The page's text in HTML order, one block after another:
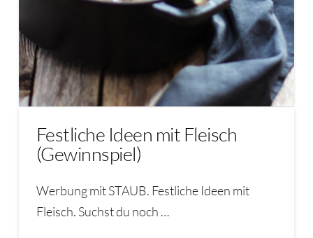
Festliche Ideen mit Fleisch
(Gewinnspiel)
Werbung mit STAUB. Festliche Ideen mit
Fleisch. Suchst du noch …